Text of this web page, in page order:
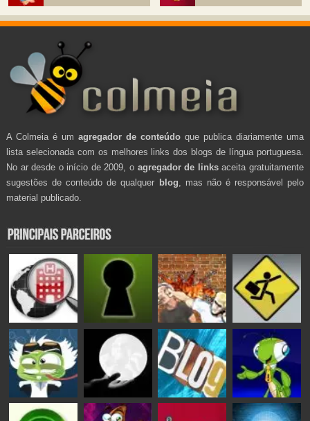
A Colmeia é um agregador de conteúdo que publica diariamente uma
lista selecionada com os melhores links dos blogs de língua portuguesa.
No ar desde o início de 2009, o agregador de linksaceita gratuitamente
sugestões de conteúdo de qualquer blog , mas não é responsável pelo
material publicado.